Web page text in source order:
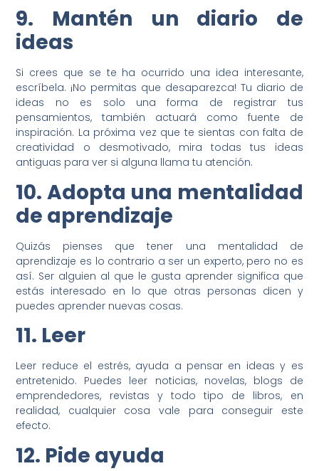
9. Mantén un diario de
ideas
Si crees que se te ha ocurrido una idea interesante,
escríbela. ¡No permitas que desaparezca! Tu diario de
ideas no es solo una forma de registrar tus
pensamientos, también actuará como fuente de
inspiración. La próxima vez que te sientas con falta de
creatividad o desmotivado, mira todas tus ideas
antiguas para ver si alguna llama tu atención.
10. Adopta una mentalidad
de aprendizaje
Quizás pienses que tener una mentalidad de
aprendizaje es lo contrario a ser un experto, pero no es
así. Ser alguien al que le gusta aprender significa que
estás interesado en lo que otras personas dicen y
puedes aprender nuevas cosas.
11. Leer
Leer reduce el estrés, ayuda a pensar en ideas y es
entretenido. Puedes leer noticias, novelas, blogs de
emprendedores, revistas y todo tipo de libros, en
realidad, cualquier cosa vale para conseguir este
efecto.
12. Pide ayuda